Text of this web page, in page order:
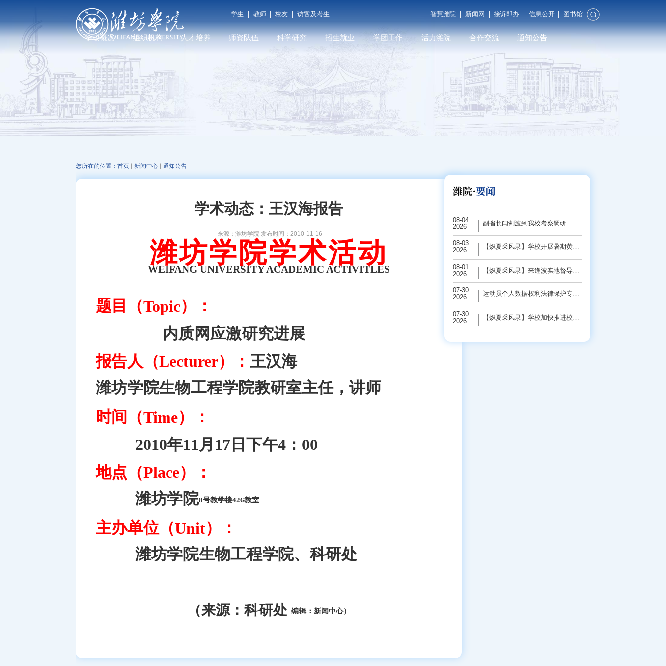
学生 教师 校友 访客及考生 智慧潍院 新闻网 接诉即办 信息公开 图书馆
学校概况
学校简介
现任领导
历任领导
发展足迹
组织机构
党政管理机构
教学机构
科研机构
教辅机构
人才培养
继续教育、职业教育
师资队伍
人才招聘
科学研究
学术期刊
科研成果
科技服务
招生就业
本科招生
就业信息
研究生招生
学团工作
共青团（创新创业学
院...
活力潍院 合作交流
合作发展
对外交流
潍院校友
通知公告
您所在的位置： 首页 新闻中心 通知公告
学术动态：王汉海报告
来源：潍坊学院 发布时间：2010-11-16
潍坊学院学术活动
WEIFANG UNIVERSITY ACADEMIC ACTIVITLES
题目（Topic）：
内质网应激研究进展
报告人（Lecturer）： 王汉海
潍坊学院生物工程学院教研室主任，讲师
时间（Time）：
2010年11月17日下午4：00
地点（Place）：
潍坊学院8号教学楼426教室
主办单位（Unit）：
潍坊学院生物工程学院、科研处
（来源：科研处 编辑：新闻中心）
08-04
2026
副省长闫剑波到我校考察调研
08-03
2026
【炽夏采风录】学校开展暑期黄河保护“三下...
08-01
2026
07-30
2026
运动员个人数据权利法律保护专题研讨会在学...
07-30
2026